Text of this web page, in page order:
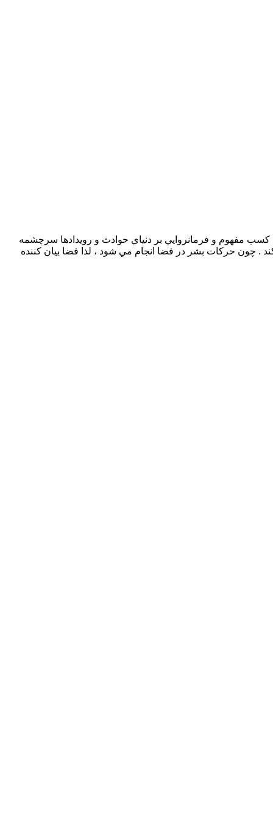
مفهوم و فرمانروايي بر دنياي حوادث و رويدادها سرچشمه
. چون حركات بشر در فضا انجام مي شود ، لذا فضا بيان كننده